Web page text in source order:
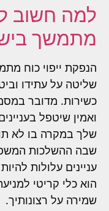
למה חשוב
מתמשך
הנפקת ייפוי כוח
שליטה על עתידו
כשירות. מדובר
ואמין שיטפל
שלך במקרה בו לא
שבה ההשלכות
עניינים עלולות
הוא כלי קריטי
שמירה על רצונותיך.